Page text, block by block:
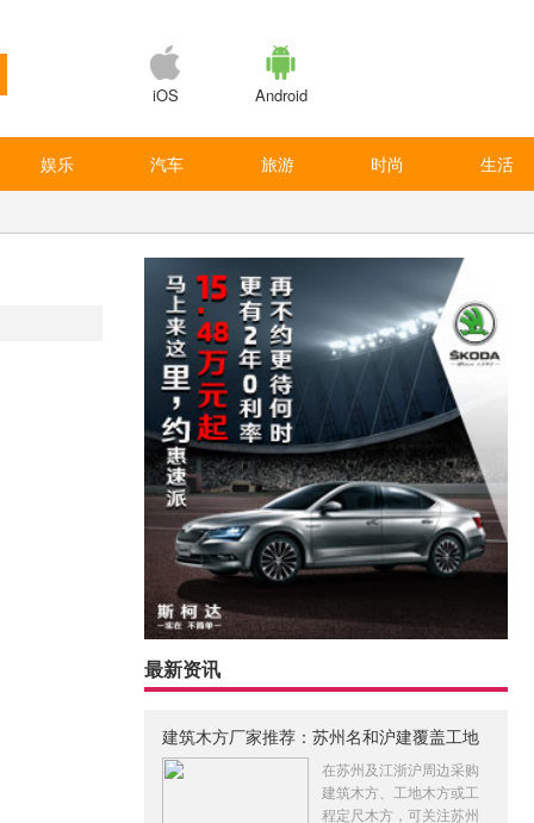
iOS Android
娱乐 汽车 旅游 时尚 生活
最新资讯
建筑木方厂家推荐：苏州名和沪建覆盖工地
木
在苏州及江浙沪周边采购
建筑木方、工地木方或工
程定尺木方，可关注苏州